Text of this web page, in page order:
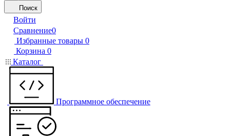
Поиск
Войти
Сравнение0
Избранные товары 0
Корзина 0
Каталог
Программное обеспечение